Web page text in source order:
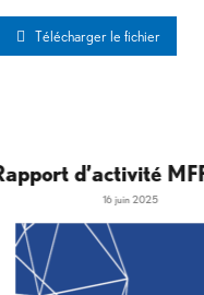
Télécharger le fichier
d’activité MFP
16 juin 2025